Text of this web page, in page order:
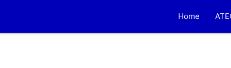
Home